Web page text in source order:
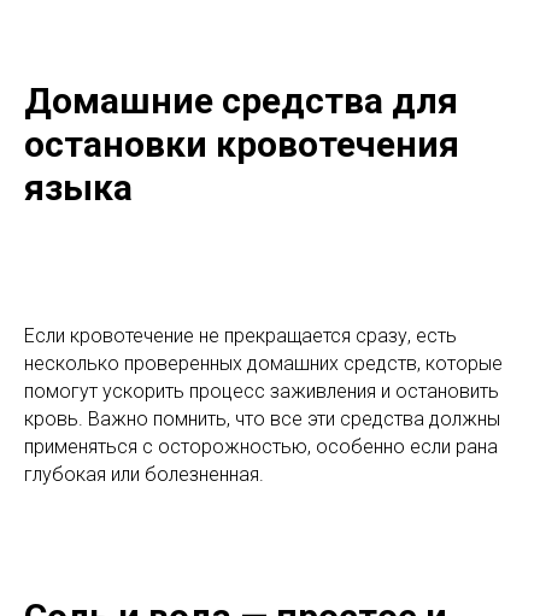
Домашние средства для
остановки кровотечения
языка
Если кровотечение не прекращается сразу, есть
несколько проверенных домашних средств, которые
помогут ускорить процесс заживления и остановить
кровь. Важно помнить, что все эти средства должны
применяться с осторожностью, особенно если рана
глубокая или болезненная.